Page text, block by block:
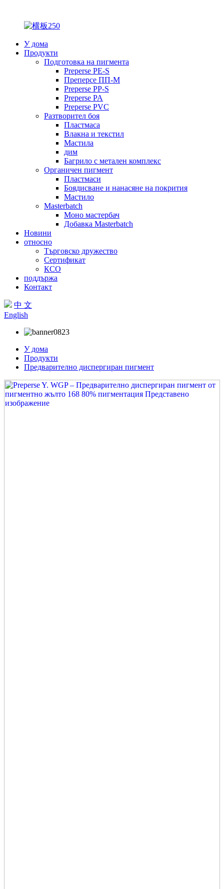
У дома
Продукти
Подготовка на пигмента
Preperse PE-S
Преперсе ПП-М
Preperse PP-S
Preperse PA
Preperse PVC
Разтворител боя
Пластмаса
Влакна и текстил
Мастила
дим
Багрило с метален комплекс
Органичен пигмент
Пластмаси
Боядисване и нанасяне на покрития
Мастило
Masterbatch
Моно мастербач
Добавка Masterbatch
Новини
относно
Търговско дружество
Сертификат
КСО
поддържа
Контакт
中 文
English
У дома
Продукти
Предварително диспергиран пигмент